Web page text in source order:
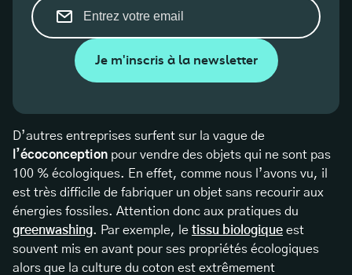
Je m'inscris à la newsletter
D’autres entreprises surfent sur la vague de
l’écoconception pour vendre des objets qui ne sont pas
100 % écologiques. En effet, comme nous l’avons vu, il
est très difficile de fabriquer un objet sans recourir aux
énergies fossiles. Attention donc aux pratiques du
greenwashing. Par exemple, le tissu biologique est
souvent mis en avant pour ses propriétés écologiques
alors que la culture du coton est extrêmement